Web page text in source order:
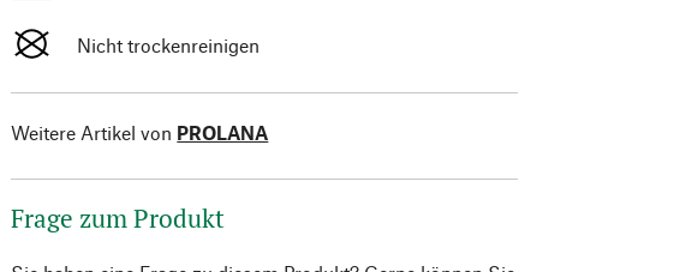
Nicht trockenreinigen
Weitere Artikel von PROLANA
Frage zum Produkt